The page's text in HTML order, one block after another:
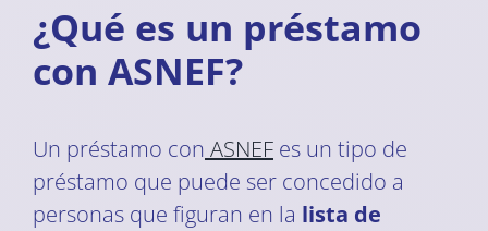
¿Qué es un préstamo
con ASNEF?
Un préstamo con ASNEFes un tipo de
préstamo que puede ser concedido a
personas que figuran en la lista de